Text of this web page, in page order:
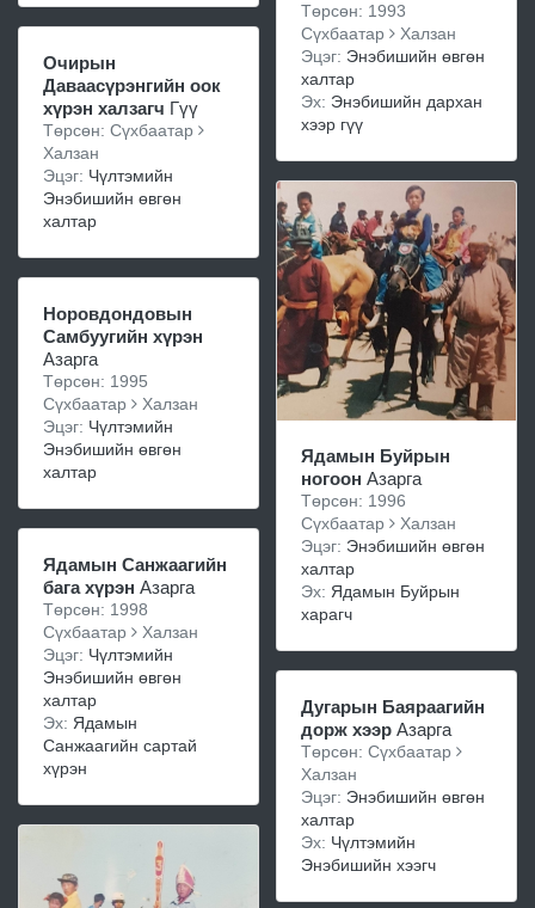
Очирын
Даваасүрэнгийн оок
хүрэн халзагч Гүү
Төрсөн: Сүхбаатар
Халзан
Эцэг: Чүлтэмийн
Энэбишийн өвгөн
халтар
Норовдондовын
Самбуугийн хүрэн
Азарга
Төрсөн: 1995
Сүхбаатар
Халзан
Эцэг: Чүлтэмийн
Энэбишийн өвгөн
халтар
Ядамын Санжаагийн
бага хүрэн Азарга
Төрсөн: 1998
Сүхбаатар
Халзан
Эцэг: Чүлтэмийн
Энэбишийн өвгөн
халтар
Эх: Ядамын
Санжаагийн сартай
хүрэн
Төрсөн: 1993
Сүхбаатар
Халзан
Эцэг: Энэбишийн өвгөн
халтар
Эх: Энэбишийн дархан
хээр гүү
Ядамын Буйрын
ногоон Азарга
Төрсөн: 1996
Сүхбаатар
Халзан
Эцэг: Энэбишийн өвгөн
халтар
Эх: Ядамын Буйрын
харагч
Дугарын Баяраагийн
дорж хээр Азарга
Төрсөн: Сүхбаатар
Халзан
Эцэг: Энэбишийн өвгөн
халтар
Эх: Чүлтэмийн
Энэбишийн хээгч